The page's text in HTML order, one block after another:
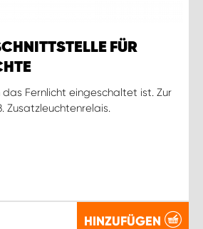
FÜR
das Fernlicht eingeschaltet ist. Zur
Zusatzleuchtenrelais.
HINZUFÜGEN